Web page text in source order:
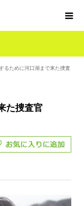
るために河口湖まで来た捜査
た捜査官